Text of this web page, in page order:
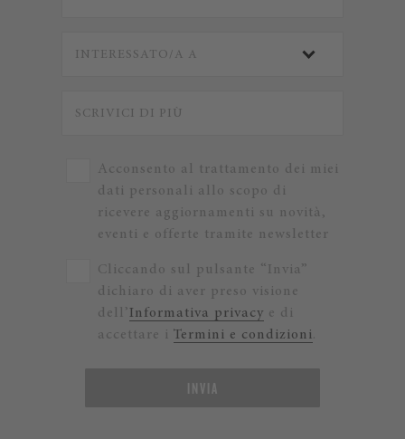
Acconsento al trattamento dei miei
dati personali allo scopo di
ricevere aggiornamenti su novità,
eventi e offerte tramite newsletter
Cliccando sul pulsante “Invia”
dichiaro di aver preso visione
dell’Informativa privacy e di
accettare i Termini e condizioni.
INVIA